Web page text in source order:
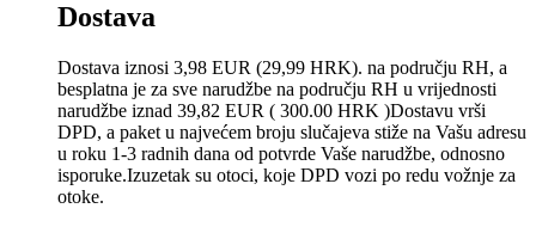
Dostava
Dostava iznosi 3,98 EUR (29,99 HRK). na području RH, a
besplatna je za sve narudžbe na području RH u vrijednosti
narudžbe iznad 39,82 EUR ( 300.00 HRK )Dostavu vrši
DPD, a paket u najvećem broju slučajeva stiže na Vašu adresu
u roku 1-3 radnih dana od potvrde Vaše narudžbe, odnosno
isporuke.Izuzetak su otoci, koje DPD vozi po redu vožnje za
otoke.